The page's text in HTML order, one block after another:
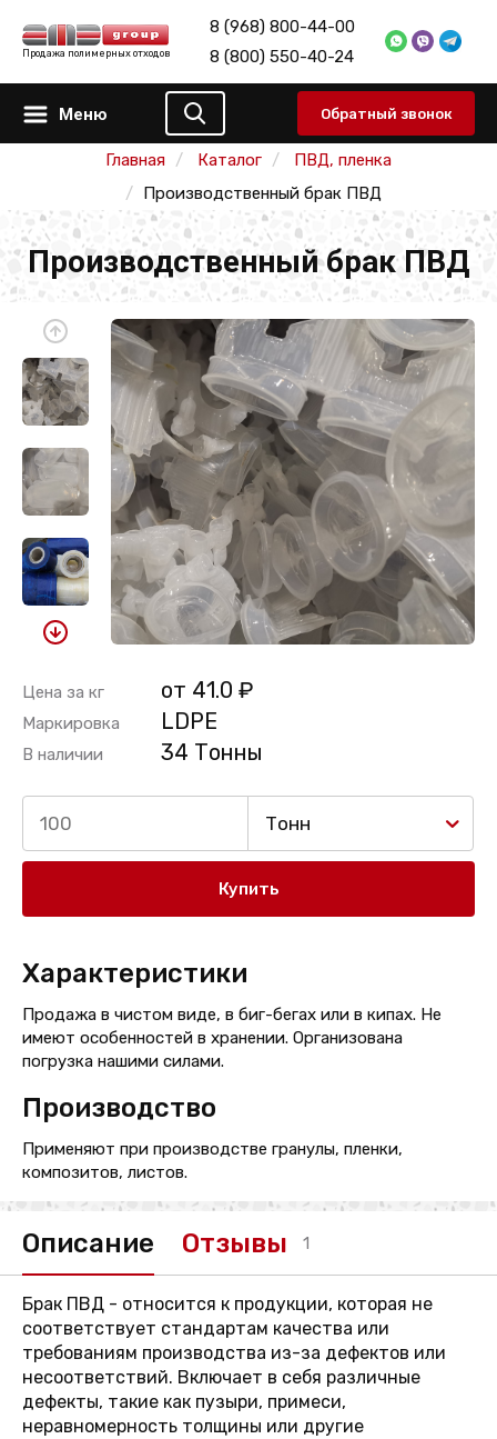
Продажа полимерных отходов
8 (968) 800-44-00
8 (800) 550-40-24
Меню Обратный звонок
Главная Каталог
ПВД, пленка
Производственный брак ПВД
Производственный брак ПВД
Цена за кг от 41.0 ₽
Маркировка LDPE
В наличии 34 Тонны
Тонн
Купить
Характеристики
Продажа в чистом виде, в биг-бегах или в кипах. Не
имеют особенностей в хранении. Организована
погрузка нашими силами.
Производство
Применяют при производстве гранулы, пленки,
композитов, листов.
Описание Отзывы 1
Брак ПВД - относится к продукции, которая не
соответствует стандартам качества или
требованиям производства из-за дефектов или
несоответствий. Включает в себя различные
дефекты, такие как пузыри, примеси,
неравномерность толщины или другие